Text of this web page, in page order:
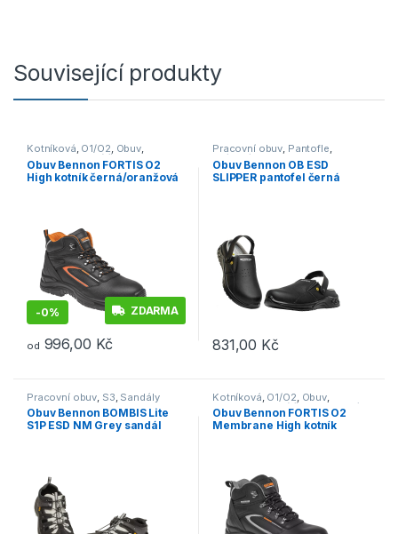
Související produkty
Kotníková, O1/O2, Obuv,
Outdoor a volný čas
Obuv Bennon FORTIS O2
High kotník černá/oranžová
-0% ZDARMA
od 996,00 Kč
Tento produkt má více variant. Možnosti lze vybrat na stránce
Pracovní obuv, Pantofle,
O1/O1P/O2
Obuv Bennon OB ESD
SLIPPER pantofel černá
831,00 Kč
Tento produkt má více
Pracovní obuv S3 Sandály
Obuv Bennon BOMBIS Lite
S1P ESD NM Grey sandál
Kotníková O1/O2 Obuv,
Outdoor a volný čas,Pracovní
obuv
Obuv Bennon FORTIS O2
Membrane High kotník